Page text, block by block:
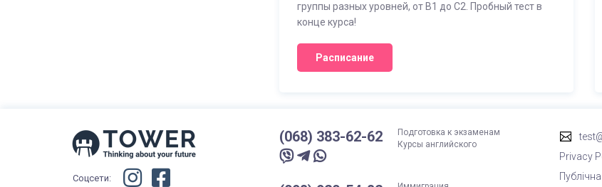
группы разных уровней, от B1 до C2. Пробный тест в
конце курса!
Расписание
Соцсети: Instagram
Facebook
(068) 383-62-62
Подготовка к экзаменам
Курсы английского
Privacy